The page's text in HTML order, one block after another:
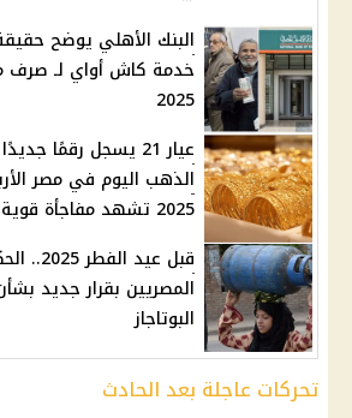
البنك الأهلي يوضح
خدمة كاش أواي لـ صرف
2025
عيار 21 يسجل رقمًا
2025 تشهد مفاجأة قوية بأسواق الصاغة
قبل عيد
المصريين بقرار جديد
البوتاجاز
تحركات عاجلة بعد الحادث